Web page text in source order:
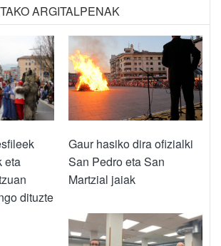
ARGITALPENAK
eta
dituzte
Gaur hasiko dira ofizialki
San Pedro eta San
Martzial jaiak